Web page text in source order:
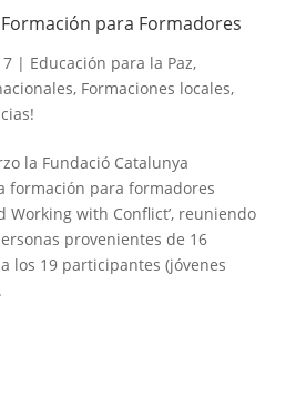
para Formadores
| Educación para la Paz,
, Formaciones locales,
la Fundació Catalunya
formación para formadores
Working with Conflict’, reuniendo
provenientes de 16
los 19 participantes (jóvenes